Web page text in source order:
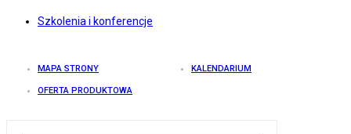
Szkolenia i konferencje
MAPA STRONY KALENDARIUM
OFERTA PRODUKTOWA